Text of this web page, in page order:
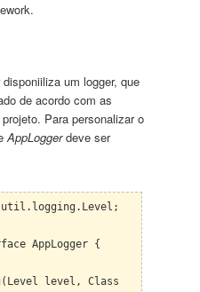
um logger, que
de acordo com as
Para personalizar o
AppLoggerdeve ser
AppLogger {
level, Class